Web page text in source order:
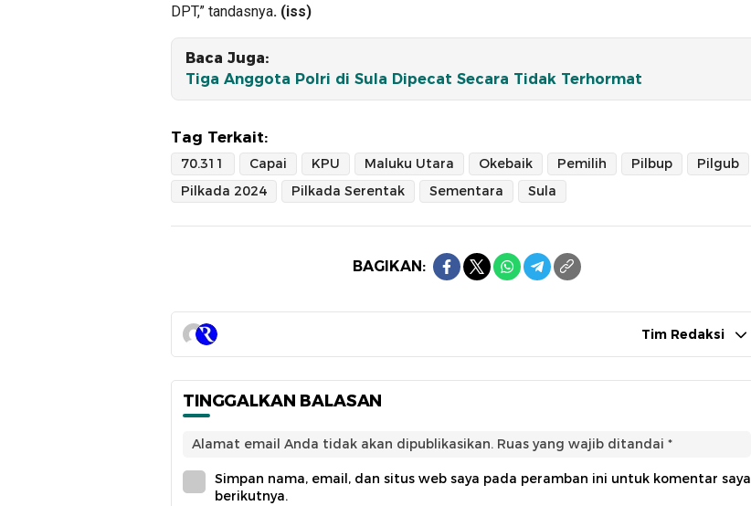
DPT,” tandasnya. (iss)
Baca Juga:
Tiga Anggota Polri di Sula Dipecat Secara Tidak Terhormat
Tag Terkait:
70.311 Capai KPU Maluku Utara Okebaik Pemilih Pilbup
Pilgub
Pilkada 2024
Pilkada Serentak Sementara Sula
BAGIKAN:
Tim Redaksi
TINGGALKAN BALASAN
Alamat email Anda tidak akan dipublikasikan. Ruas yang wajib ditandai *
Simpan nama, email, dan situs web saya pada peramban ini untuk komentar saya
berikutnya.